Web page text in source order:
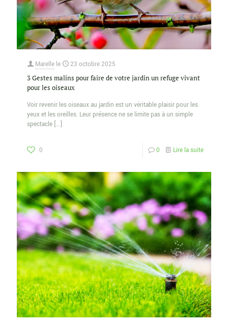
Marelle le 23 octobre 2025
3 Gestes malins pour faire de votre jardin un refuge vivant
pour les oiseaux
Voir revenir les oiseaux au jardin est un véritable plaisir pour les
yeux et les oreilles. Leur présence ne se limite pas à un simple
spectacle […]
0 0 Lire la suite